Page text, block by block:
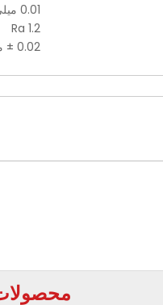
0.01 میلی متر
Ra 1.2
0.02 ± میلی متر